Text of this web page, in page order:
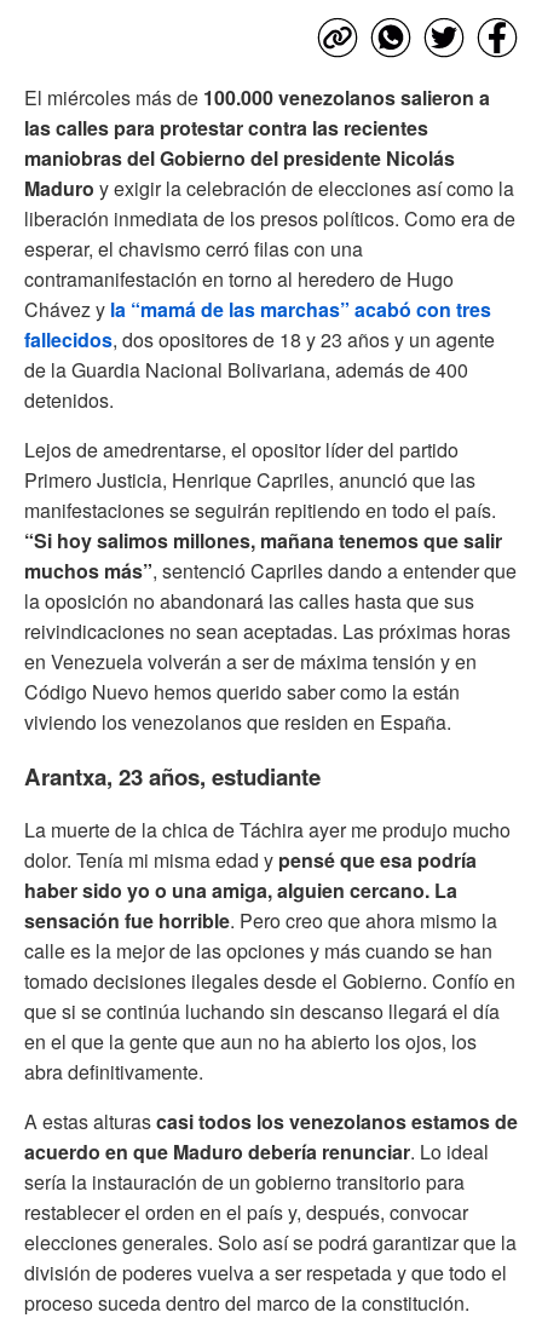
El miércoles más de 100.000 venezolanos salieron a
las calles para protestar contra las recientes
maniobras del Gobierno del presidente Nicolás
Maduro y exigir la celebración de elecciones así como la
liberación inmediata de los presos políticos. Como era de
esperar, el chavismo cerró filas con una
contramanifestación en torno al heredero de Hugo
Chávez y la “mamá de las marchas” acabó con tres
fallecidos, dos opositores de 18 y 23 años y un agente
de la Guardia Nacional Bolivariana, además de 400
detenidos.
Lejos de amedrentarse, el opositor líder del partido
Primero Justicia, Henrique Capriles, anunció que las
manifestaciones se seguirán repitiendo en todo el país.
“Si hoy salimos millones, mañana tenemos que salir
muchos más”, sentenció Capriles dando a entender que
la oposición no abandonará las calles hasta que sus
reivindicaciones no sean aceptadas. Las próximas horas
en Venezuela volverán a ser de máxima tensión y en
Código Nuevo hemos querido saber como la están
viviendo los venezolanos que residen en España.
Arantxa, 23 años, estudiante
La muerte de la chica de Táchira ayer me produjo mucho
dolor. Tenía mi misma edad y pensé que esa podría
haber sido yo o una amiga, alguien cercano. La
sensación fue horrible. Pero creo que ahora mismo la
calle es la mejor de las opciones y más cuando se han
tomado decisiones ilegales desde el Gobierno. Confío en
que si se continúa luchando sin descanso llegará el día
en el que la gente que aun no ha abierto los ojos, los
abra definitivamente.
A estas alturascasi todos los venezolanos estamos de
acuerdo en que Maduro debería renunciar. Lo ideal
sería la instauración de un gobierno transitorio para
restablecer el orden en el país y, después, convocar
elecciones generales. Solo así se podrá garantizar que la
división de poderes vuelva a ser respetada y que todo el
proceso suceda dentro del marco de la constitución.